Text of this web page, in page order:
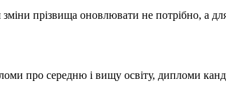
зміни прізвища оновлювати не потрібно, а
про середню і вищу освіту, дипломи